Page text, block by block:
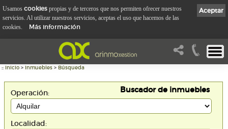
:: Inicio > Inmuebles > Búsqueda
Buscador de inmuebles
Operación:
Localidad:
Aceptar
Usamos cookies propias y de terceros que nos permiten ofrecer nuestros
servicios. Al utilizar nuestros servicios, aceptas el uso que hacemos de las
cookies.
Más información